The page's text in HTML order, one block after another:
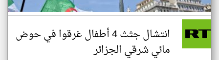
انتشال جثث 4 أطفال غرقوا في حوض
مائي شرقي الجزائر